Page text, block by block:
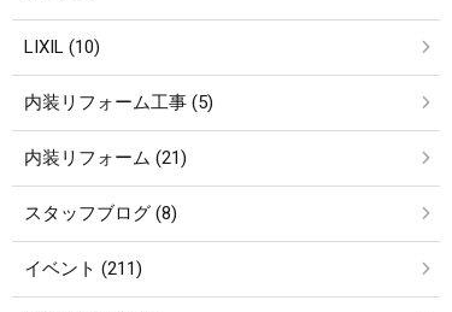
LIXIL (10)
内装リフォーム工事 (5)
内装リフォーム (21)
スタッフブログ (8)
イベント (211)